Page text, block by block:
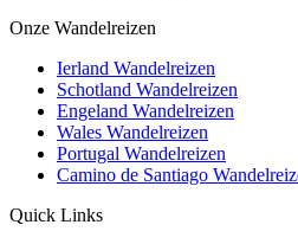
Onze Wandelreizen
Ierland Wandelreizen
Schotland Wandelreizen
Engeland Wandelreizen
Wales Wandelreizen
Portugal Wandelreizen
Camino de Santiago
Quick Links